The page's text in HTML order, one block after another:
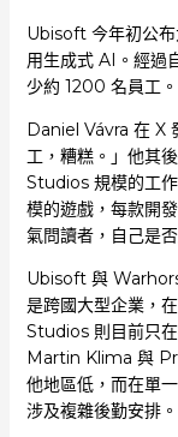
Ubisoft 今年初公布
用生成式 AI。經過
少約 1200 名員工。
Daniel Vávra 在 X
工，糟糕。」他其
Studios 規模的工
模的遊戲，每款開
氣問讀者，自己是
Ubisoft 與
是跨國大型企業，
Studios 則目前只
Martin Klima 與
他地區低，而在單
涉及複雜後勤安排。